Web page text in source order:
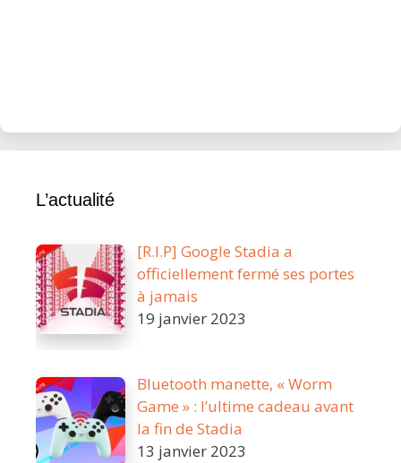
L’actualité
[R.I.P] Google Stadia a
officiellement fermé ses portes
à jamais
19 janvier 2023
Bluetooth manette, « Worm
Game » : l’ultime cadeau avant
la fin de Stadia
13 janvier 2023